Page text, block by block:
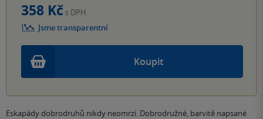
Koupit
358 Kč s DPH
Jsme transparentní
Eskapády dobrodruhů nikdy neomrzí. Dobrodružné, barvitě napsané